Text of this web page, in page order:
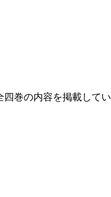
巻の内容を掲載して